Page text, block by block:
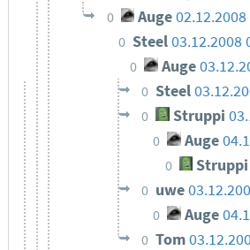
0 Auge
0 Steel03.12.2008
0 Auge
0 Steel
0 Struppi
0 Auge
0 Struppi
0 uwe
0 Auge
0 Tom